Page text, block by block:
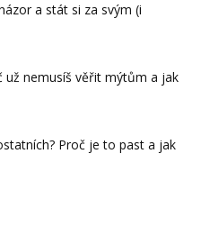
a stát si za svým (i
už nemusíš věřit mýtům a jak
Proč je to past a jak